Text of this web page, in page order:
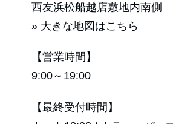
西友浜松船越店敷地内南側
» 大きな地図はこちら
【営業時間】
9:00～19:00
【最終受付時間】